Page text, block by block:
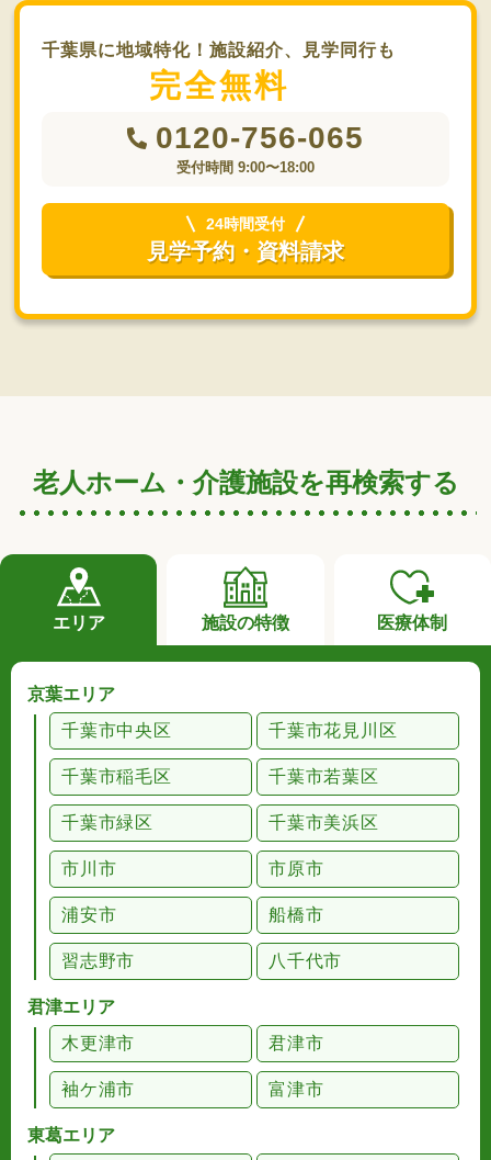
千葉県に地域特化！施設紹介、見学同行も
完全無料
0120-756-065
受付時間 9:00〜18:00
24時間受付
見学予約・資料請求
老人ホーム・介護施設を再検索する
エリア 施設の特徴 医療体制
京葉エリア
千葉市中央区
千葉市花見川区
千葉市稲毛区 千葉市若葉区
千葉市緑区 千葉市美浜区
市川市 市原市
浦安市 船橋市
習志野市 八千代市
君津エリア
木更津市
君津市
袖ケ浦市 富津市
東葛エリア